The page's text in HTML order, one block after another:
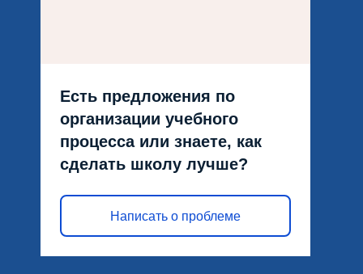
Есть предложения по
организации учебного
процесса или знаете, как
сделать школу лучше?
Написать о проблеме